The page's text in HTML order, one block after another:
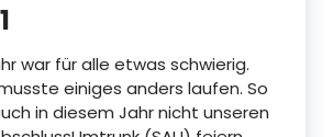
war für alle etwas schwierig.
einiges anders laufen. So
in diesem Jahr nicht unseren